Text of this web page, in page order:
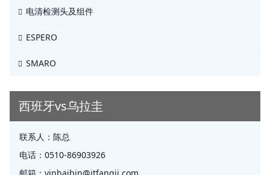
电清检测头及组件
ESPERO
SMARO
西班牙vs乌拉圭
联系人： 陈总
电话： 0510-86903926